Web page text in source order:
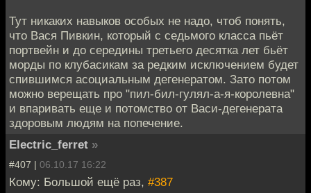
Тут никаких навыков особых не надо, чтоб понять,
что Вася Пивкин, который с седьмого класса пьёт
портвейн и до середины третьего десятка лет бьёт
морды по клубасикам за редким исключением будет
спившимся асоциальным дегенератом. Зато потом
можно верещать про "пил-бил-гулял-а-я-королевна"
и впаривать еще и потомство от Васи-дегенерата
здоровым людям на попечение.
Electric_ferret »
#407 | 06.10.17 16:22
Кому: Большой ещё раз, #387